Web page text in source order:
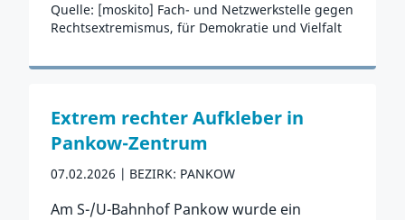
Quelle: [moskito] Fach- und Netzwerkstelle gegen
Rechtsextremismus, für Demokratie und Vielfalt
Zum Vorfall
Extrem rechter Aufkleber in
Pankow-Zentrum
07.02.2026 BEZIRK: PANKOW
Am S-/U-Bahnhof Pankow wurde ein